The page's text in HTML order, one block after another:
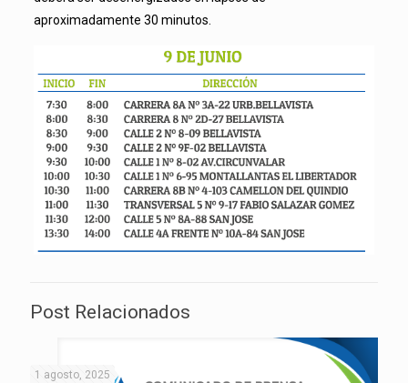
aproximadamente 30 minutos.
Post Relacionados
1 agosto, 2025